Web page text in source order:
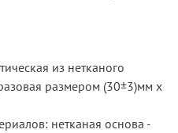
из нетканого
размером (30±3)мм х
нетканая основа -